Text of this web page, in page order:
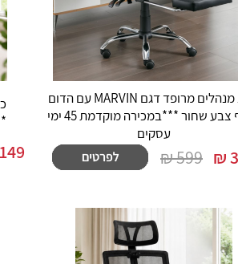
כסא מנהלים מרופד דגם MARVIN עם הדום
נשלף צבע שחור ***במכירה מוקדמת 45 ימי
עסקים
₪
599 ₪
149